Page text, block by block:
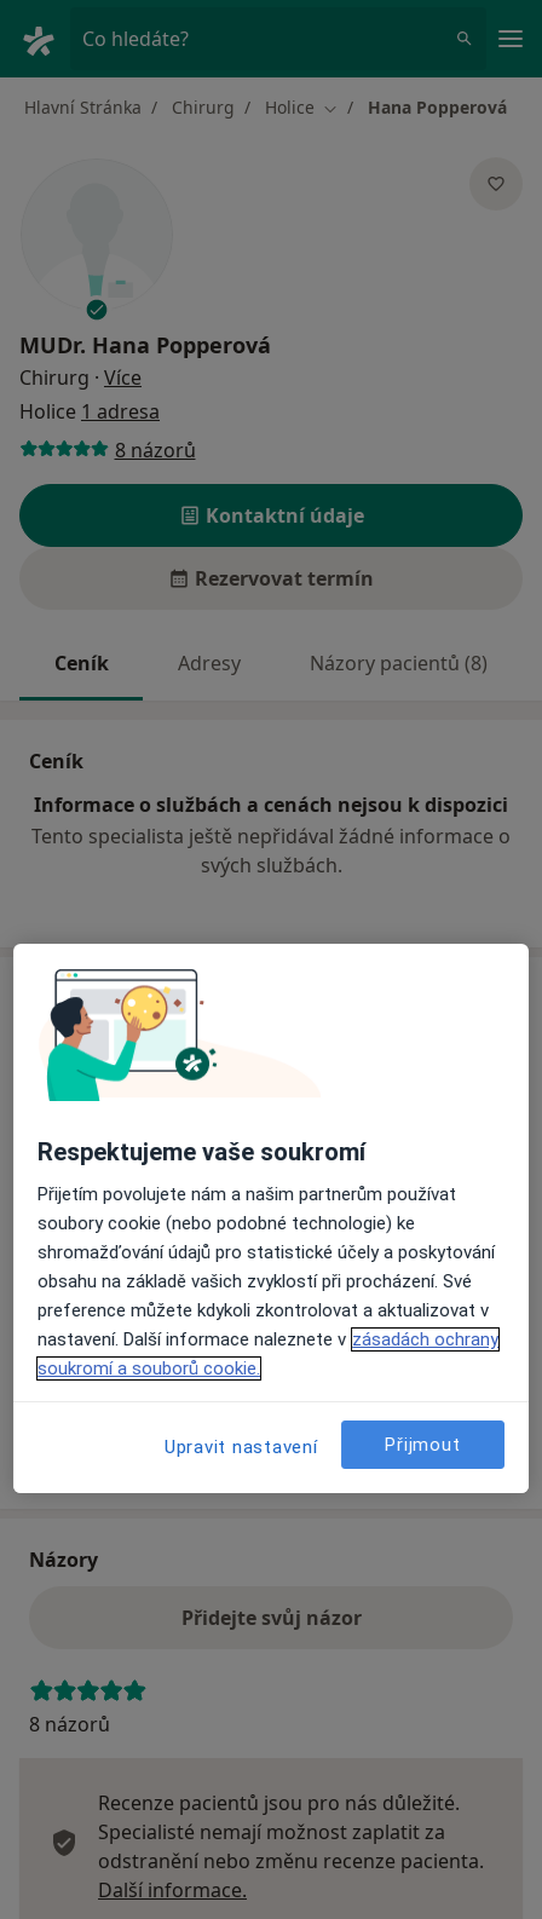
Co hledáte?
Hlavní Stránka Chirurg Holice Změna města
Hana Popperová
MUDr. Hana Popperová
Chirurg · Více
Holice 1 adresa
8 názorů
Kontaktní údaje
Rezervovat termín
Ceník Adresy Názory pacientů (8)
Ceník
Informace o službách a cenách nejsou k dispozici
Tento specialista ještě nepřidával žádné informace o
svých službách.
Adresa
Ordinace specialisty-chirurgie
Jungmannova 490,
Přiblížit mapuse otevře v nové záložce
Dostupnost
Na této adrese online kalendář není aktivní
Co mám v takové situaci udělat?
Způsoby platby (soukromé návštěvy)
Na teto adrese lékař přijímá pacienty na pojišťovnu
Víceo adrese
Názory
Přidejte svůj názor
8 názorů
Recenze pacientů jsou pro nás důležité.
Specialisté nemají možnost zaplatit za
odstranění nebo změnu recenze pacienta.
Další informace.
Respektujeme vaše soukromí
Přijetím povolujete nám a našim partnerům používat
soubory cookie (nebo podobné technologie) ke
shromažďování údajů pro statistické účely a poskytování
obsahu na základě vašich zvyklostí při procházení. Své
preference můžete kdykoli zkontrolovat a aktualizovat v
nastavení. Další informace naleznete v zásadách ochrany
soukromí a souborů cookie.
Upravit nastavení Přijmout